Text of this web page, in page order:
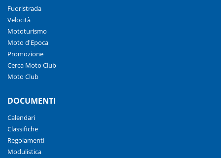
Fuoristrada
Velocità
Mototurismo
Moto d'Epoca
Promozione
Cerca Moto Club
Moto Club
DOCUMENTI
Calendari
Classifiche
Regolamenti
Modulistica